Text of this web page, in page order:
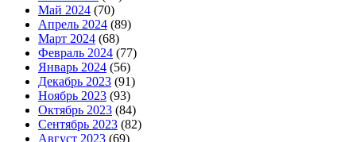
Май 2024 (70)
Апрель 2024 (89)
Март 2024 (68)
Февраль 2024 (77)
Январь 2024 (56)
Декабрь 2023 (91)
Ноябрь 2023 (93)
Октябрь 2023 (84)
Сентябрь 2023 (82)
Август 2023 (69)